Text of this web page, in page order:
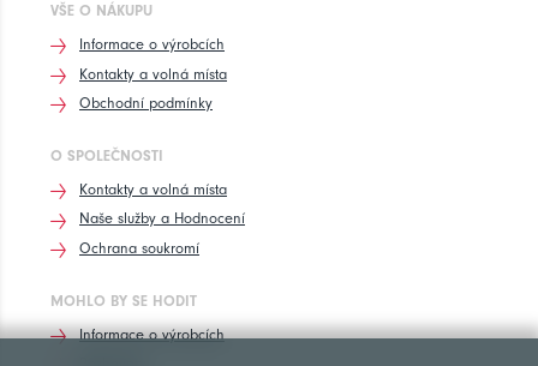
VŠE O NÁKUPU
Informace o výrobcích
Kontakty a volná místa
Obchodní podmínky
O SPOLEČNOSTI
Kontakty a volná místa
Naše služby a Hodnocení
Ochrana soukromí
MOHLO BY SE HODIT
Informace o výrobcích